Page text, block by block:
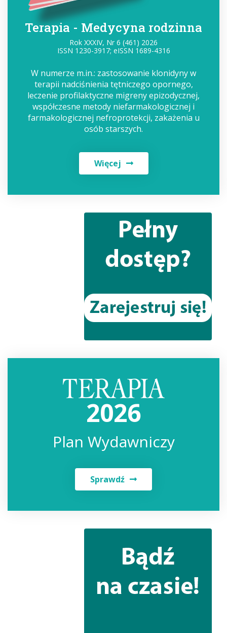
Terapia - Medycyna rodzinna
Rok XXXIV, Nr 6 (461) 2026
ISSN 1230-3917; eISSN 1689-4316
W numerze m.in.: zastosowanie klonidyny w
terapii nadciśnienia tętniczego opornego,
leczenie profilaktyczne migreny epizodycznej,
współczesne metody niefarmakologicznej i
farmakologicznej nefroprotekcji, zakażenia u
osób starszych.
Więcej
2026
Plan Wydawniczy
Sprawdź